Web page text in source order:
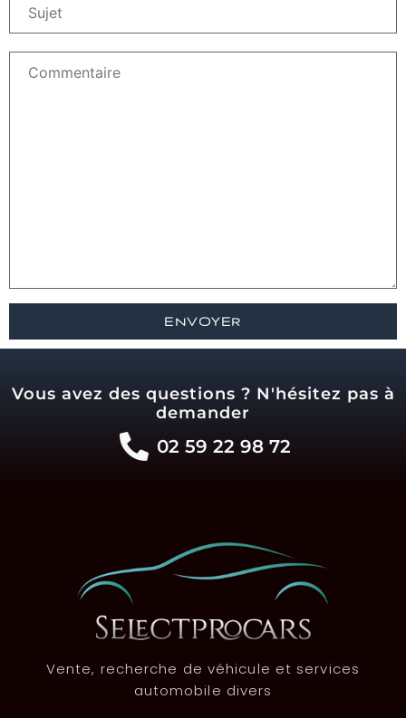
Vous avez des questions ? N'hésitez pas à
demander
02 59 22 98 72
Vente, recherche de véhicule et services
automobile divers